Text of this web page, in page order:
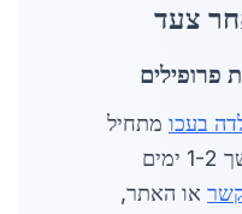
צעד
בעכו מתחיל
בשלב הייעוץ הראשוני, שנמשך 1-2 ימים
או האתר,